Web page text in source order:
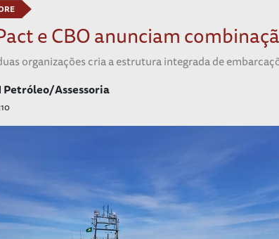
e CBO anunciam
organizações cria a estrutura integrada de
Petróleo/Assessoria